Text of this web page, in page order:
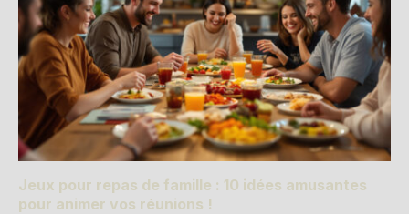
Jeux pour repas de famille : 10 idées amusantes
pour animer vos réunions !